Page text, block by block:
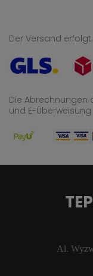
Der Versand
Die Abrechnungen
und E-Überweisung
Al.